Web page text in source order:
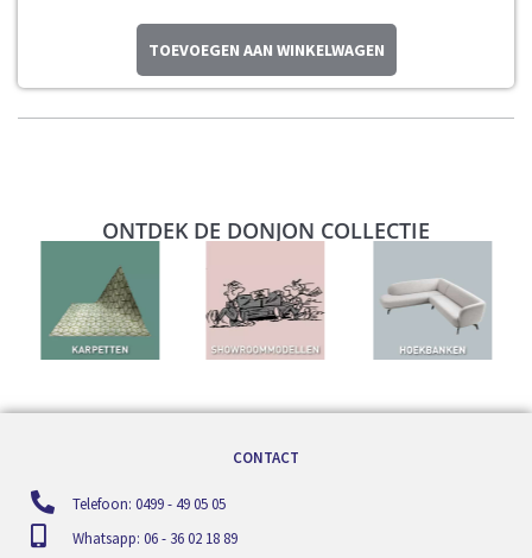
TOEVOEGEN AAN WINKELWAGEN
ONTDEK DE DONJON COLLECTIE
CONTACT
Telefoon: 0499 - 49 05 05
Whatsapp: 06 - 36 02 18 89